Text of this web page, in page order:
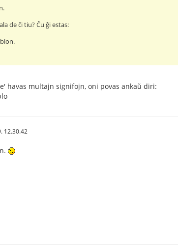
de ĉi tiu? Ĉu ĝi estas:
havas multajn signifojn, oni povas ankaŭ diri:
12.30.42